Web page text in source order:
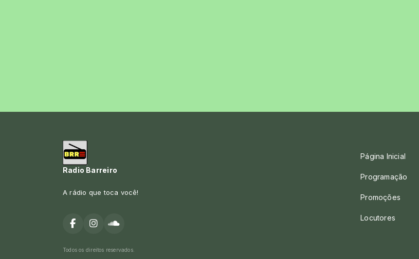
Radio Barreiro
A rádio que toca você!
Página Inicial
Programação
Promoções
Locutores
Todos os direitos reservados.